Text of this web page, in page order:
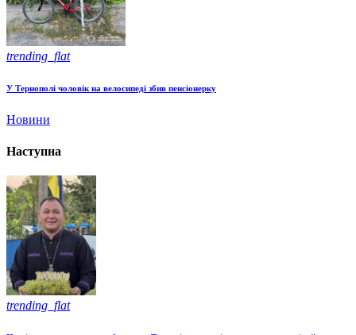
trending_flat
У Тернополі чоловік на велосипеді збив пенсіонерку
Новини
Наступна
trending_flat